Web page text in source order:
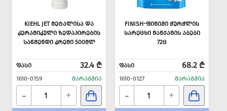
KIEHL JET ᲛᲔᲢᲐᲚᲘᲡᲐ ᲓᲐ
ᲙᲔᲠᲐᲛᲘᲙᲣᲚᲘ ᲖᲔᲓᲐᲞᲘᲠᲔᲑᲘᲡ
ᲡᲐᲬᲛᲔᲜᲓᲘ ᲙᲠᲔᲛᲘ 500ᲛᲚ
ᲤᲐᲡᲘ 32.4 ₾
1610-0159 ᲛᲐᲠᲐᲒᲨᲘᲐ
- +
FINISH-ᲤᲘᲜᲘᲨᲘ ᲭᲣᲠᲭᲚᲘᲡ
ᲡᲐᲠᲔᲪᲮᲘ ᲛᲐᲜᲥᲐᲜᲘᲡ ᲐᲑᲔᲑᲘ
72Ც
ᲤᲐᲡᲘ 68.2 ₾
1610-0127 ᲛᲐᲠᲐᲒᲨᲘᲐ
- +